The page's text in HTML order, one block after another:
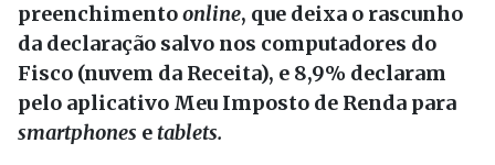
preenchimentoonline, que deixa o rascunho
da declaração salvo nos computadores do
Fisco (nuvem da Receita), e 8,9% declaram
pelo aplicativo Meu Imposto de Renda para
smartphones etablets.